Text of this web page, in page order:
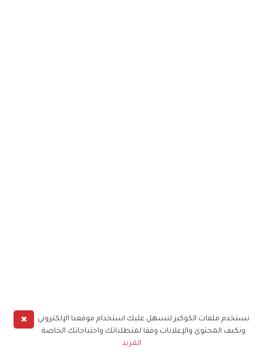
✖
نستخدم ملفات الكوكيز لنسهل عليك استخدام موقعنا الإلكتروني
ونكيف المحتوى والإعلانات وفقا لمتطلباتك واحتياجاتك الخاصة
المزيد